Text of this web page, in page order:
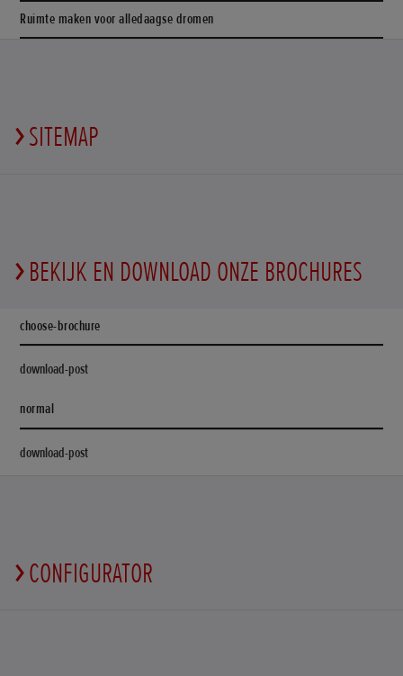
Ruimte maken voor alledaagse dromen
SITEMAP
BEKIJK EN DOWNLOAD ONZE BROCHURES
choose-brochure
download-post
normal
download-post
CONFIGURATOR